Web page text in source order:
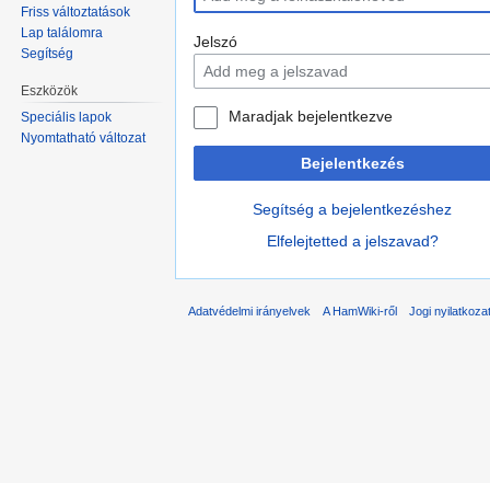
Jelszó
Maradjak bejelentkezve
Bejelentkezés
Segítség a bejelentkezéshez
Elfelejtetted a jelszavad?
Friss változtatások
Lap találomra
Segítség
Eszközök
Speciális lapok
Nyomtatható változat
Adatvédelmi irányelvek A HamWiki-ről Jogi